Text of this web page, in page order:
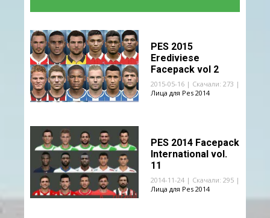
PES 2015
Erediviese
Facepack vol 2
2015-05-16 | Скачали: 273 |
Лица для Pes 2014
PES 2014 Facepack
International vol.
11
2014-11-24 | Скачали: 295 |
Лица для Pes 2014